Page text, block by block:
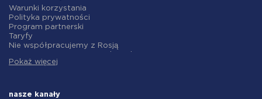
Integracja AWeber
Integracja Asana
Integracja ZOHO CRM
Integracja Webhooks
Integracja GetResponse
Integracja WooCommerce
Integracja Pipedrive
Integracja Todoist
Integracja AtomPark
Integracja TXTImpact
Integracja Campaign Monitor
Integracja CM.com
Integracja D7 Networks
Integracja SMSGlobal
Warunki korzystania
Polityka prywatności
Program partnerski
Taryfy
Nie współpracujemy z Rosją
polityka zwrotów
O nas
Pokaż więcej
nasze kanały